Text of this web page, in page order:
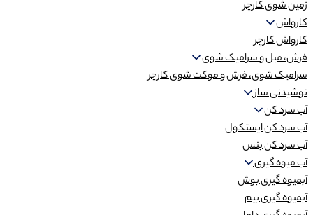
زمین شوی کارچر
کارواش
کارواش کارچر
فرش، مبل و سرامیک شوی
سرامیک شوی، فرش و موکت شوی کارچر
نوشیدنی ساز
آب سرد کن
آب سرد کن ایستکول
آب سرد کن بنس
آب میوه گیری
آبمیوه گیری بوش
آبمیوه گیری بیم